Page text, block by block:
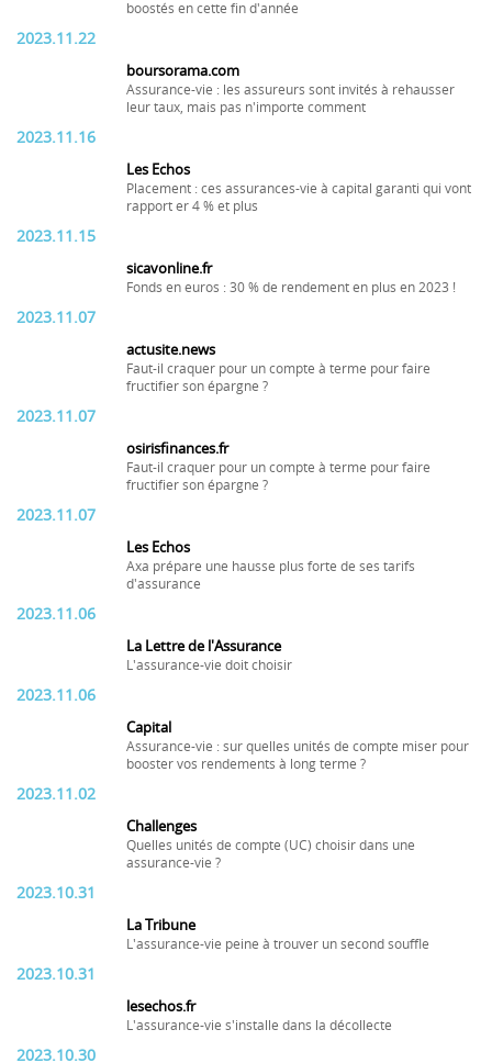
boostés en cette fin d'année
2023.11.22
boursorama.com
Assurance-vie : les assureurs sont invités à rehausser
leur taux, mais pas n'importe comment
2023.11.16
Les Echos
Placement : ces assurances-vie à capital garanti qui vont
rapport er 4 % et plus
2023.11.15
sicavonline.fr
Fonds en euros : 30 % de rendement en plus en 2023 !
2023.11.07
actusite.news
Faut-il craquer pour un compte à terme pour faire
fructifier son épargne ?
2023.11.07
osirisfinances.fr
Faut-il craquer pour un compte à terme pour faire
fructifier son épargne ?
2023.11.07
Les Echos
Axa prépare une hausse plus forte de ses tarifs
d'assurance
2023.11.06
La Lettre de l'Assurance
L'assurance-vie doit choisir
2023.11.06
Capital
Assurance-vie : sur quelles unités de compte miser pour
booster vos rendements à long terme ?
2023.11.02
Challenges
Quelles unités de compte (UC) choisir dans une
assurance-vie ?
2023.10.31
La Tribune
L'assurance-vie peine à trouver un second souffle
2023.10.31
lesechos.fr
L'assurance-vie s'installe dans la décollecte
2023.10.30